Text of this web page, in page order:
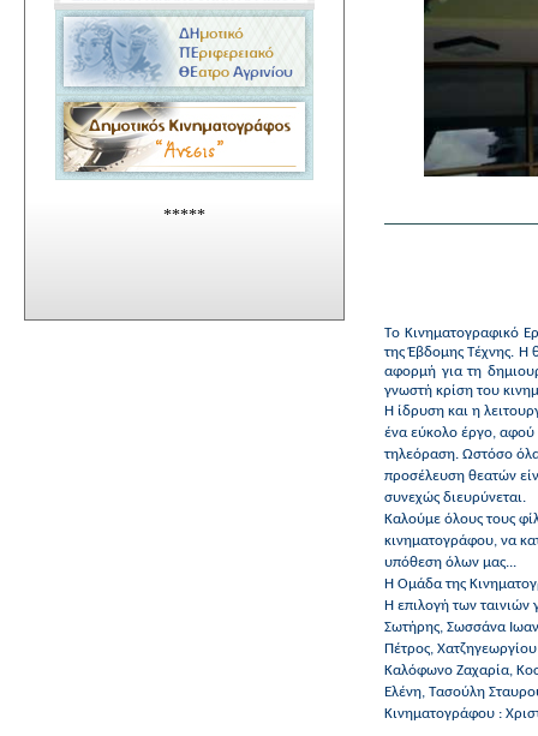
*****
Τo Κινηματογραφικό
της Έβδομης Τέχνης. Η
αφορμή για τη
γνωστή κρίση του
Η ίδρυση και η
ένα εύκολο έργο, αφού
τηλεόραση. Ωστόσο
προσέλευση θεατών
συνεχώς διευρύνεται.
Καλούμε όλους τους
κινηματογράφου, να
υπόθεση όλων μας...
Η Ομάδα της
Η επιλογή των
Σωτήρης, Σωσσάνα
Πέτρος,
Καλόφωνο Ζαχαρία,
Ελένη, Τασούλη
Κινηματογράφου :